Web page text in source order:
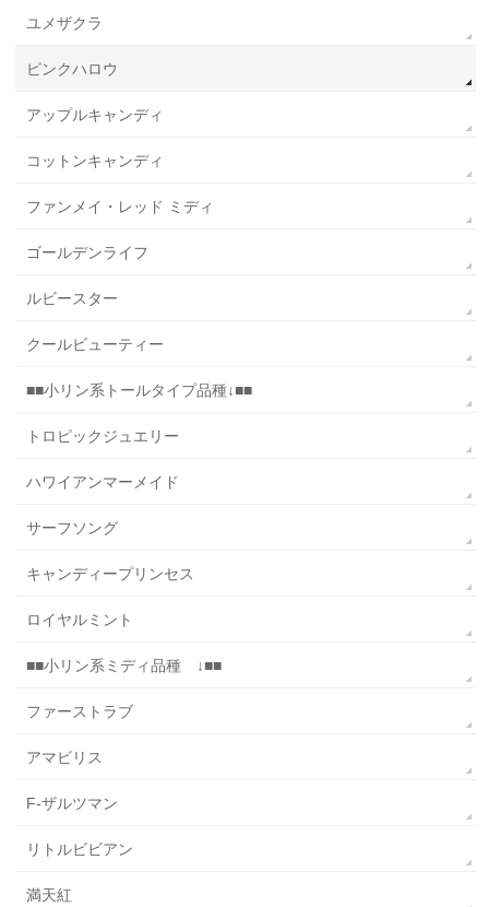
ユメザクラ
ピンクハロウ
アップルキャンディ
コットンキャンディ
ファンメイ・レッド ミディ
ゴールデンライフ
ルビースター
クールビューティー
■■小リン系トールタイプ品種↓■■
トロピックジュエリー
ハワイアンマーメイド
サーフソング
キャンディープリンセス
ロイヤルミント
■■小リン系ミディ品種 ↓■■
ファーストラブ
アマビリス
F-ザルツマン
リトルビビアン
満天紅